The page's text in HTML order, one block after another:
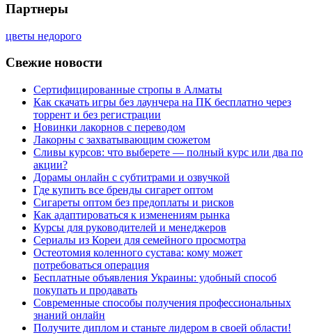
Партнеры
цветы недорого
Свежие новости
Сертифицированные стропы в Алматы
Как скачать игры без лаунчера на ПК бесплатно через
торрент и без регистрации
Новинки лакорнов с переводом
Лакорны с захватывающим сюжетом
Сливы курсов: что выберете — полный курс или два по
акции?
Дорамы онлайн с субтитрами и озвучкой
Где купить все бренды сигарет оптом
Сигареты оптом без предоплаты и рисков
Как адаптироваться к изменениям рынка
Курсы для руководителей и менеджеров
Сериалы из Кореи для семейного просмотра
Остеотомия коленного сустава: кому может
потребоваться операция
Бесплатные объявления Украины: удобный способ
покупать и продавать
Современные способы получения профессиональных
знаний онлайн
Получите диплом и станьте лидером в своей области!